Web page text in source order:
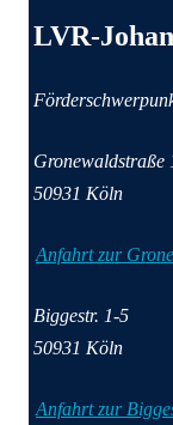
LVR-
Gronewaldstraße
50931 Köln
Anfahrt zur
Biggestr. 1-5
50931 Köln
Anfahrt zur